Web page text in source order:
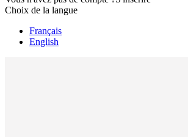
Choix de la langue
Français
English